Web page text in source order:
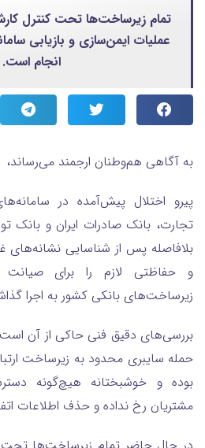
تمام زیرساخت‌ها تحت کنترل
عملیات ایمن‌سازی و بازیابی
انجام است.
به آگاهی هم‌وطنان ارجمند می‌رساند،
پیرو اختلال پیش‌آمده در
تجارت، بانک صادرات ایران و بانک
بلافاصله پس از شناسایی نشانه‌های
و حفاظتی لازم را برای صیانت
زیرساخت‌های بانکی کشور به اجرا
بررسی‌های دقیق فنی حاکی از آن
حمله سایبری محدود به زیرساخت
بوده و خوشبختانه هیچ‌گونه
مشتریان رخ نداده و حذف اطلاعات